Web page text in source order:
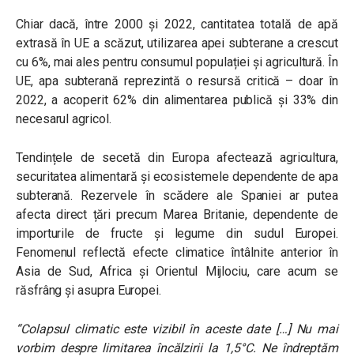
Chiar dacă, între 2000 și 2022, cantitatea totală de apă
extrasă în UE a scăzut, utilizarea apei subterane a crescut
cu 6%, mai ales pentru consumul populației și agricultură. În
UE, apa subterană reprezintă o resursă critică – doar în
2022, a acoperit 62% din alimentarea publică și 33% din
necesarul agricol.
Tendințele de secetă din Europa afectează agricultura,
securitatea alimentară și ecosistemele dependente de apa
subterană. Rezervele în scădere ale Spaniei ar putea
afecta direct țări precum Marea Britanie, dependente de
importurile de fructe și legume din sudul Europei.
Fenomenul reflectă efecte climatice întâlnite anterior în
Asia de Sud, Africa și Orientul Mijlociu, care acum se
răsfrâng și asupra Europei.
“Colapsul climatic este vizibil în aceste date […] Nu mai
vorbim despre limitarea încălzirii la 1,5°C. Ne îndreptăm